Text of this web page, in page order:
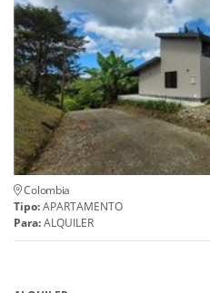
Colombia
Tipo:APARTAMENTO
Para:ALQUILER